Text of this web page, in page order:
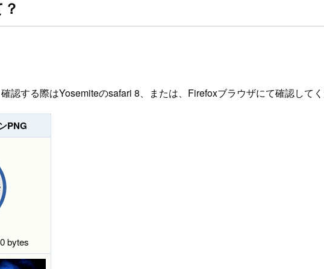
認する際はYosemiteのsafari 8、または、Firefoxブラウザにて確認してく
PNG
bytes